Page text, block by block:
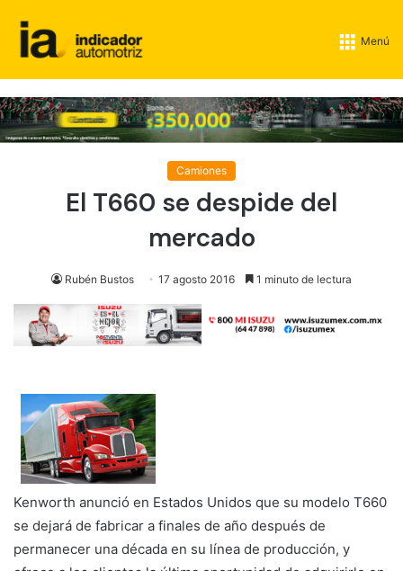
Menú
Camiones
El T660 se despide del
mercado
Rubén Bustos 17 agosto 2016 1 minuto de lectura
Kenworth anunció en Estados Unidos que su modelo T660
se dejará de fabricar a finales de año después de
permanecer una década en su línea de producción, y